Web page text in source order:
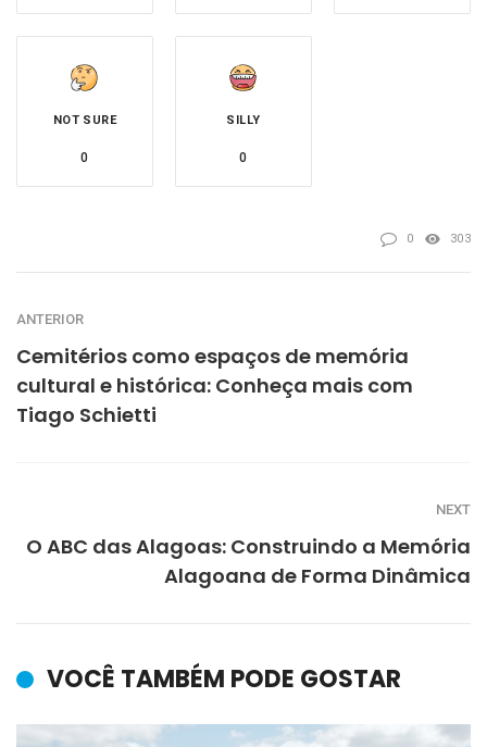
NOT SURE
0
SILLY
0
0 303
ANTERIOR
Cemitérios como espaços de memória
cultural e histórica: Conheça mais com
Tiago Schietti
NEXT
O ABC das Alagoas: Construindo a Memória
Alagoana de Forma Dinâmica
VOCÊ TAMBÉM PODE GOSTAR